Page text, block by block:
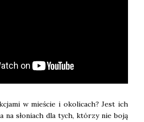
w mieście i okolicach? Jest ich
na słoniach dla tych, którzy nie boją